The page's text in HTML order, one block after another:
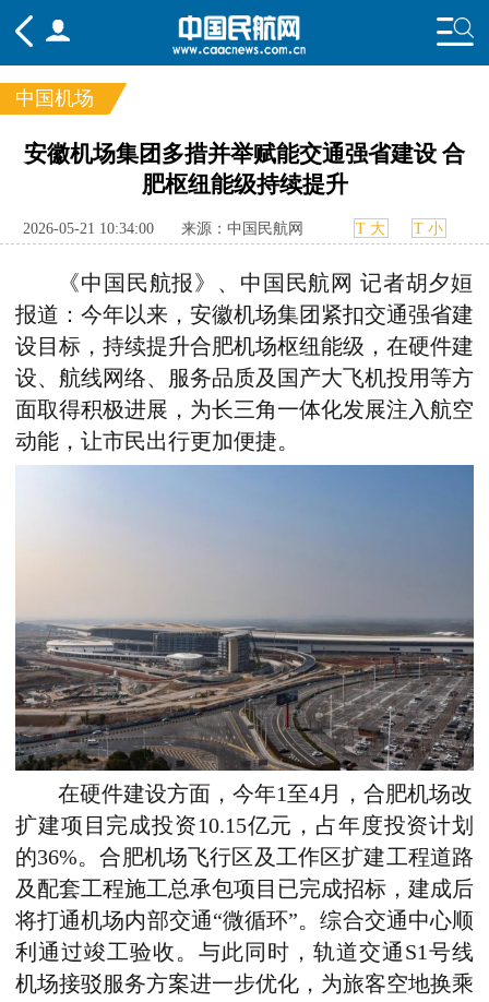
频道
要闻 国内 国际
航图 智库 专题 舆情
中国机场
安徽机场集团多措并举赋能交通强省建设 合
肥枢纽能级持续提升
2026-05-21 10:34:00 来源：中国民航网 T 大 T 小
《中国民航报》、中国民航网 记者胡夕姮
报道：今年以来，安徽机场集团紧扣交通强省建
设目标，持续提升合肥机场枢纽能级，在硬件建
设、航线网络、服务品质及国产大飞机投用等方
面取得积极进展，为长三角一体化发展注入航空
动能，让市民出行更加便捷。
在硬件建设方面，今年1至4月，合肥机场改
扩建项目完成投资10.15亿元，占年度投资计划
的36%。合肥机场飞行区及工作区扩建工程道路
及配套工程施工总承包项目已完成招标，建成后
将打通机场内部交通“微循环”。综合交通中心顺
利通过竣工验收。与此同时，轨道交通S1号线
机场接驳服务方案进一步优化，为旅客空地换乘